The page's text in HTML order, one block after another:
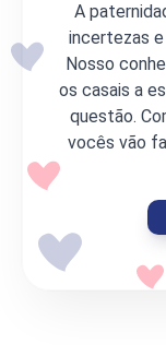
A
incertezas
Nosso
os casais a
questão.
vocês vão